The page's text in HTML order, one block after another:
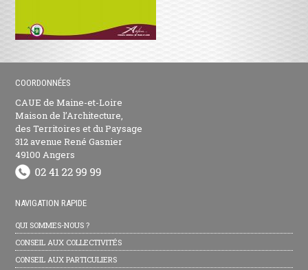
COORDONNÉES
CAUE de Maine-et-Loire
Maison de l’Architecture,
des Territoires et du Paysage
312 avenue René Gasnier
49100 Angers
NAVIGATION RAPIDE
QUI SOMMES-NOUS ?
CONSEIL AUX COLLECTIVITÉS
CONSEIL AUX PARTICULIERS